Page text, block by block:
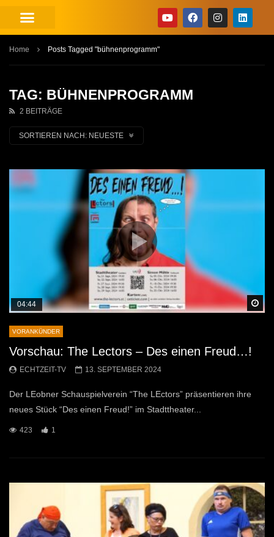
Home Posts Tagged "bühnenprogramm"
TAG: BÜHNENPROGRAMM
2 BEITRÄGE
SORTIEREN NACH: NEUESTE
04:44
VORANKÜNDER
Vorschau: The Lectors – Des einen Freud…!
ECHTZEIT-TV 13. SEPTEMBER 2024
Der LEobner Schauspielverein “The LEctors” präsentieren ihre
neues Stück “Des einen Freud!” im Stadttheater...
423 1